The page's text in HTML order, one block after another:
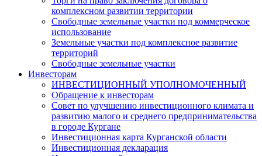
комплексном развитии территории
Свободные земельные участки под коммерческое
использование
Земельные участки под комплексное развитие
территорий
Свободные земельные участки
Инвесторам
ИНВЕСТИЦИОННЫЙ УПОЛНОМОЧЕННЫЙ
Обращение к инвесторам
Совет по улучшению инвестиционного климата и
развитию малого и среднего предпринимательства
в городе Кургане
Инвестиционная карта Курганской области
Инвестиционная декларация